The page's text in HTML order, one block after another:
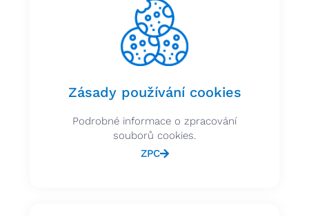
Zásady používání cookies
Podrobné informace o zpracování
souborů cookies.
ZPC